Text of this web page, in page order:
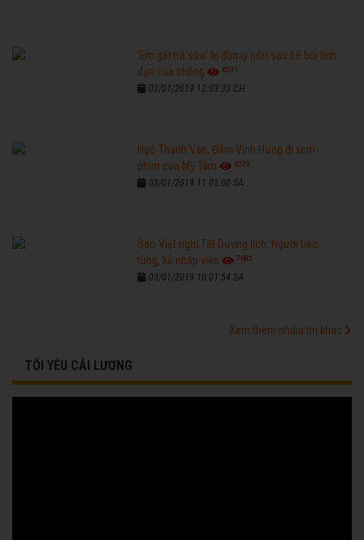
'Em gái trà sữa' bị đồn ly hôn sau bê bối tình
dục của chồng
6591
03/01/2019 12:03:33 CH
Ngô Thanh Vân, Đàm Vĩnh Hưng đi xem
phim của Mỹ Tâm
6270
03/01/2019 11:03:00 SA
Sao Việt nghỉ Tết Dương lịch: Người tiệc
tùng, kẻ nhập viện
7682
03/01/2019 10:01:54 SA
Xem thêm nhiều tin khác
TÔI YÊU CẢI LƯƠNG